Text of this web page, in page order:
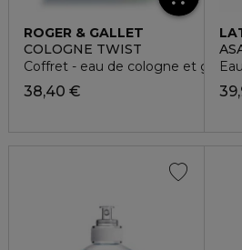
ROGER & GALLET
COLOGNE TWIST
Coffret - eau de cologne et gel
38,40 €